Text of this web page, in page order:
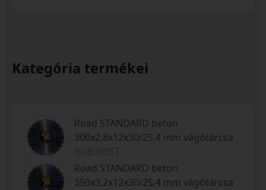
Kategória termékei
Road STANDARD beton
300x2,8x12x30/25,4 mm vágótárcsa
Road STANDARD beton
350x3,2x12x30/25,4 mm vágótárcsa